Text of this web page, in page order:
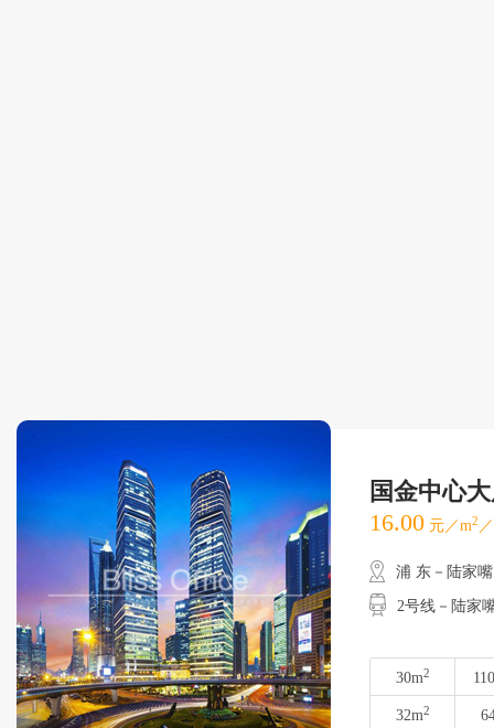
国金中心
16.00 元／m2
浦 东－陆家嘴
2号线－陆家
30m2
32m2